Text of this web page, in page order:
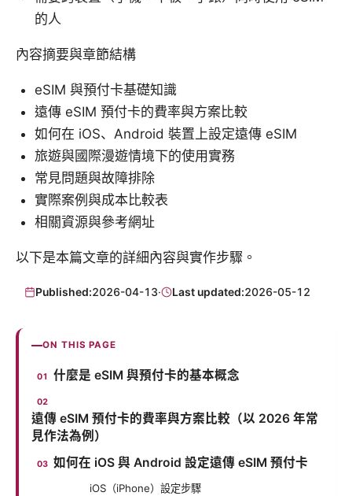
的人
內容摘要與章節結構
eSIM 與預付卡基礎知識
遠傳 eSIM 預付卡的費率與方案比較
如何在 iOS、Android 裝置上設定遠傳 eSIM
旅遊與國際漫遊情境下的使用實務
常見問題與故障排除
實際案例與成本比較表
相關資源與參考網址
以下是本篇文章的詳細內容與實作步驟。
Published:2026-04-13· Last updated:2026-05-12
ON THIS PAGE
什麼是 eSIM 與預付卡的基本概念
遠傳 eSIM 預付卡的費率與方案比較（以 2026 年常
見作法為例）
如何在 iOS 與 Android 設定遠傳 eSIM 預付卡
iOS（iPhone）設定步驟